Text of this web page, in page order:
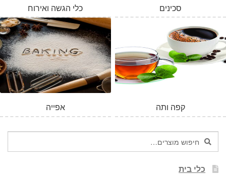
המלאי אזל
כלי הגשה ואירוח סכינים
אפייה קפה ותה
חיפוש
עבור:
חיפוש
כלי בית